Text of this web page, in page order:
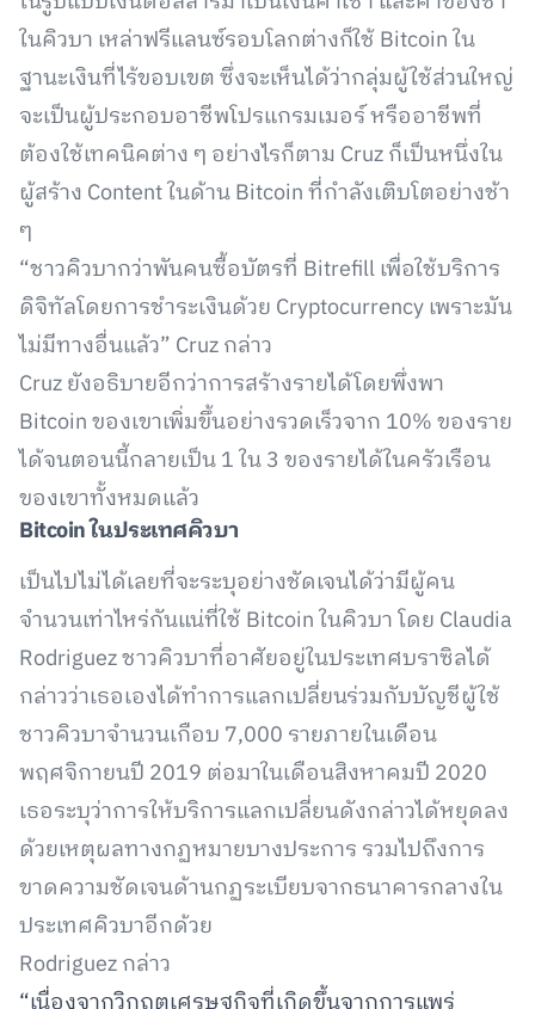
ในคิวบา เหล่าฟรีแลนซ์รอบโลกต่างก็ใช้ Bitcoin ใน
ฐานะเงินที่ไร้ขอบเขต ซึ่งจะเห็นได้ว่ากลุ่มผู้ใช้ส่วนใหญ่
จะเป็นผู้ประกอบอาชีพโปรแกรมเมอร์ หรืออาชีพที่
ต้องใช้เทคนิคต่าง ๆ อย่างไรก็ตาม Cruz ก็เป็นหนึ่งใน
ผู้สร้าง Content ในด้าน Bitcoin ที่กำลังเติบโตอย่างช้า
ๆ
“ชาวคิวบากว่าพันคนซื้อบัตรที่ Bitrefill เพื่อใช้บริการ
ดิจิทัลโดยการชำระเงินด้วย Cryptocurrency เพราะมัน
ไม่มีทางอื่นแล้ว” Cruz กล่าว
Cruz ยังอธิบายอีกว่าการสร้างรายได้โดยพึ่งพา
Bitcoin ของเขาเพิ่มขึ้นอย่างรวดเร็วจาก 10% ของราย
ได้จนตอนนี้กลายเป็น 1 ใน 3 ของรายได้ในครัวเรือน
ของเขาทั้งหมดแล้ว
Bitcoin ในประเทศคิวบา
เป็นไปไม่ได้เลยที่จะระบุอย่างชัดเจนได้ว่ามีผู้คน
จำนวนเท่าไหร่กันแน่ที่ใช้ Bitcoin ในคิวบา โดย Claudia
Rodriguez ชาวคิวบาที่อาศัยอยู่ในประเทศบราซิลได้
กล่าวว่าเธอเองได้ทำการแลกเปลี่ยนร่วมกับบัญชีผู้ใช้
ชาวคิวบาจำนวนเกือบ 7,000 รายภายในเดือน
พฤศจิกายนปี 2019 ต่อมาในเดือนสิงหาคมปี 2020
เธอระบุว่าการให้บริการแลกเปลี่ยนดังกล่าวได้หยุดลง
ด้วยเหตุผลทางกฏหมายบางประการ รวมไปถึงการ
ขาดความชัดเจนด้านกฏระเบียบจากธนาคารกลางใน
ประเทศคิวบาอีกด้วย
Rodriguez กล่าว